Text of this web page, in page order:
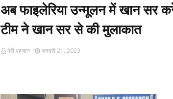
अब फाइलेरिया उन्मूलन में खान सर
टीम ने खान सर से की मुलाकात
मेरी पहचान जनवरी 21, 2023